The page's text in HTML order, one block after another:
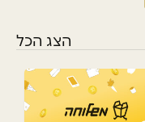
הצג הכל